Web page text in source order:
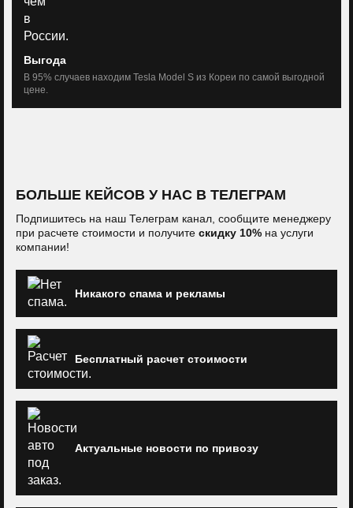
Выгода
В 95% случаев находим Tesla Model S из Кореи по самой выгодной
цене.
БОЛЬШЕ КЕЙСОВ У НАС В ТЕЛЕГРАМ
Подпишитесь на наш Телеграм канал, сообщите менеджеру
при расчете стоимости и получите скидку 10% на услуги
компании!
Никакого спама и рекламы
Бесплатный расчет стоимости
Актуальные новости по привозу